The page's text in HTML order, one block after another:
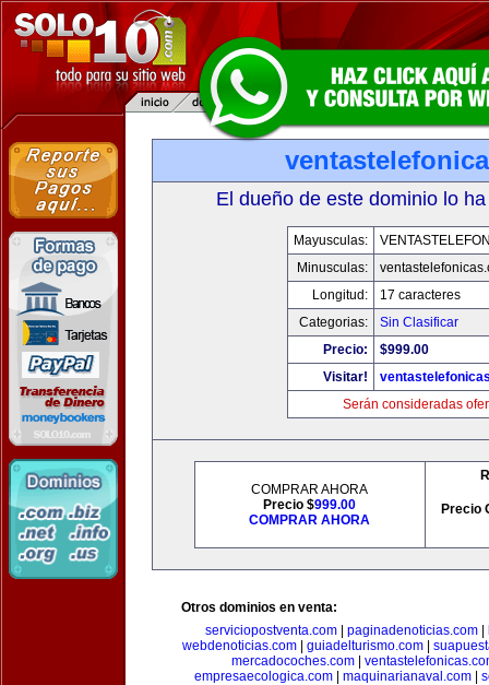
El dueño de este dominio lo
Mayusculas:
Minusculas:
Longitud:
17 caracteres
Categorias:
Sin Clasificar
Precio:
$999.00
Visitar!
Serán consideradas
COMPRAR AHORA
Precio $999.00
COMPRAR AHORA
Precio
Otros dominios en venta:
serviciopostventa.com
paginadenoticias.com
webdenoticias.com
guiadelturismo.com
mercadocoches.com|
empresaecologica.com| maquinarianaval.com|